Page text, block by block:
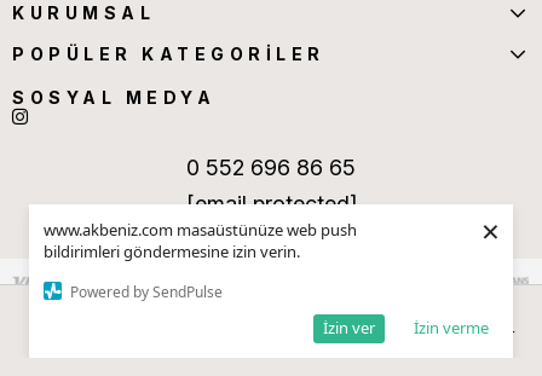
www.akbeniz.com masaüstünüze web push
bildirimleri göndermesine izin verin.
Powered by SendPulse
İzin verme
İzin ver
×
KURUMSAL
POPÜLER KATEGORİLER
SOSYAL MEDYA
0 552 696 86 65
[email protected]
Favorilerim Kategoriler